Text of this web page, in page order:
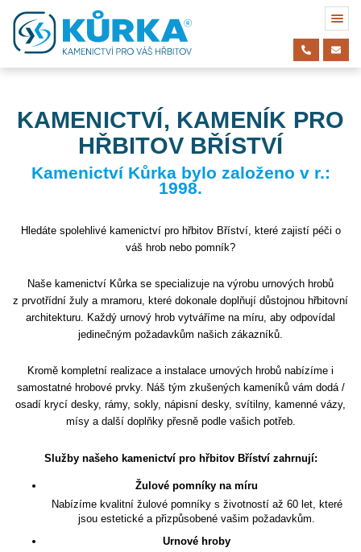
KAMENICTVÍ, KAMENÍK PRO
HŘBITOV BŘÍSTVÍ
Kamenictví Kůrka bylo založeno v r.:
1998.
Hledáte spolehlivé kamenictví pro hřbitov Bříství, které zajistí péči o
váš hrob nebo pomník?
Naše kamenictví Kůrka se specializuje na výrobu urnových hrobů
z prvotřídní žuly a mramoru, které dokonale doplňují důstojnou hřbitovní
architekturu. Každý urnový hrob vytváříme na míru, aby odpovídal
jedinečným požadavkům našich zákazníků.
Kromě kompletní realizace a instalace urnových hrobů nabízíme i
samostatné hrobové prvky. Náš tým zkušených kameníků vám dodá /
osadí krycí desky, rámy, sokly, nápisní desky, svítilny, kamenné vázy,
mísy a další doplňky přesně podle vašich potřeb.
Služby našeho kamenictví pro hřbitov Bříství zahrnují:
Žulové pomníky na míru
Nabízíme kvalitní žulové pomníky s životností až 60 let, které
jsou estetické a přizpůsobené vašim požadavkům.
Urnové hroby